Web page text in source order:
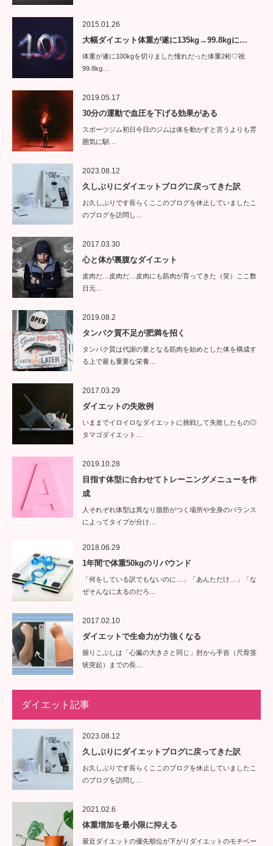
2015.01.26
大幅ダイエット体重が遂に135kg→99.8kgに…
体重が遂に100kgを切りました憧れだった体重2桁♡祝
99.8kg…
2019.05.17
30分の運動で血圧を下げる効果がある
スポーツジム初日今日のジムは体を動かすと言うよりも雰
囲気に馴…
2023.08.12
久しぶりにダイエットブログに戻ってきた訳
お久しぶりです長らくここのブログを休止していましたこ
のブログを訪問し…
2017.03.30
心と体が裏腹なダイエット
皮肉だ…皮肉だ…皮肉にも筋肉が育ってきた（笑）ここ数
日元…
2019.08.2
タンパク質不足が肥満を招く
タンパク質は代謝の要となる筋肉を始めとした体を構成す
る上で最も重要な栄養…
2017.03.29
ダイエットの失敗例
いままでイロイロなダイエットに挑戦して失敗したもの◎
タマゴダイエット…
2019.10.28
目指す体型に合わせてトレーニングメニューを作
成
人それぞれ体型は異なり脂肪がつく場所や全身のバランス
によってタイプが分け…
2018.06.29
1年間で体重50kgのリバウンド
「何をしている訳でもないのに…」「あんただけ…」「な
ぜそんなに太るのだろ…
2017.02.10
ダイエットで生命力が力強くなる
握りこぶしは「心臓の大きさと同じ」肘から手首（尺骨茎
状突起）までの長…
ダイエット記事
2023.08.12
久しぶりにダイエットブログに戻ってきた訳
お久しぶりです長らくここのブログを休止していましたこ
のブログを訪問し…
2021.02.6
体重増加を最小限に抑える
最近ダイエットの優先順位が下がりダイエットのモチベー